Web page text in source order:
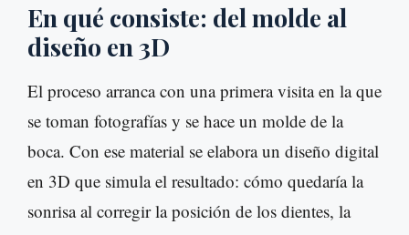
En qué consiste: del molde al
diseño en 3D
El proceso arranca con una primera visita en la que
se toman fotografías y se hace un molde de la
boca. Con ese material se elabora un diseño digital
en 3D que simula el resultado: cómo quedaría la
sonrisa al corregir la posición de los dientes, la